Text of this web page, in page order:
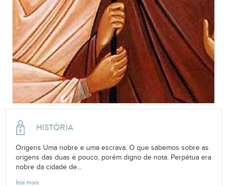
HISTÓRIA
Origens Uma nobre e uma escrava. O que sabemos sobre as
origens das duas é pouco, porém digno de nota. Perpétua era
nobre da cidade de...
leia mais